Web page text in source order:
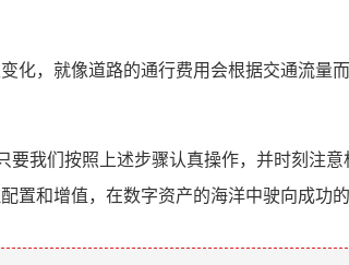
化，就像道路的通行费用会根据交通流
要我们按照上述步骤认真操作，并时刻注
置和增值，在数字资产的海洋中驶向成功的